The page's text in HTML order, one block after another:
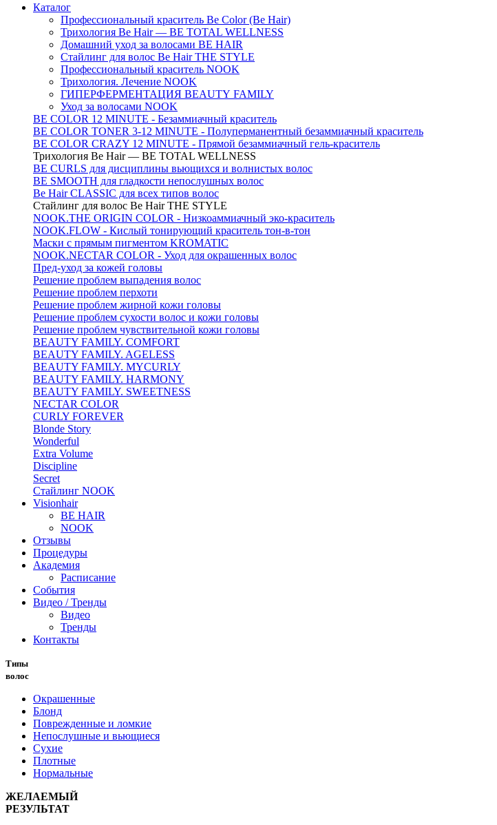
Каталог
Профессиональный краситель Be Color (Be Hair)
Трихология Be Hair — BE TOTAL WELLNESS
Домашний уход за волосами BE HAIR
Стайлинг для волос Be Hair THE STYLE
Профессиональный краситель NOOK
Трихология. Лечение NOOK
ГИПЕРФЕРМЕНТАЦИЯ BEAUTY FAMILY
Уход за волосами NOOK
BE COLOR 12 MINUTE - Безаммиачный краситель
BE COLOR TONER 3-12 MINUTE - Полуперманентный безаммиачный краситель
BE COLOR CRAZY 12 MINUTE - Прямой безаммиачный гель-краситель
Трихология Be Hair — BE TOTAL WELLNESS
BE CURLS для дисциплины вьющихся и волнистых волос
BE SMOOTH для гладкости непослушных волос
Be Hair CLASSIC для всех типов волос
Стайлинг для волос Be Hair THE STYLE
NOOK.THE ORIGIN COLOR - Низкоаммиачный эко-краситель
NOOK.FLOW - Кислый тонирующий краситель тон-в-тон
Маски с прямым пигментом KROMATIC
NOOK.NECTAR COLOR - Уход для окрашенных волос
Пред-уход за кожей головы
Решение проблем выпадения волос
Решение проблем перхоти
Решение проблем жирной кожи головы
Решение проблем сухости волос и кожи головы
Решение проблем чувствительной кожи головы
BEAUTY FAMILY. COMFORT
BEAUTY FAMILY. AGELESS
BEAUTY FAMILY. MYCURLY
BEAUTY FAMILY. HARMONY
BEAUTY FAMILY. SWEETNESS
NECTAR COLOR
CURLY FOREVER
Blonde Story
Wonderful
Extra Volume
Discipline
Secret
Стайлинг NOOK
Visionhair
BE HAIR
NOOK
Отзывы
Процедуры
Академия
Расписание
События
Видео / Тренды
Видео
Тренды
Контакты
Типы
волос
Окрашенные
Блонд
Поврежденные и ломкие
Непослушные и вьющиеся
Сухие
Плотные
Нормальные
ЖЕЛАЕМЫЙ
РЕЗУЛЬТАТ